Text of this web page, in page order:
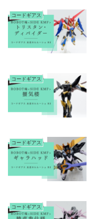
コードギアス
コードギアス
コードギアス
コードギアス